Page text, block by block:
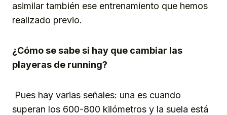
asimilar también ese entrenamiento que hemos
realizado previo.
¿Cómo se sabe si hay que cambiar las
playeras de running?
Pues hay varias señales: una es cuando
superan los 600-800 kilómetros y la suela está